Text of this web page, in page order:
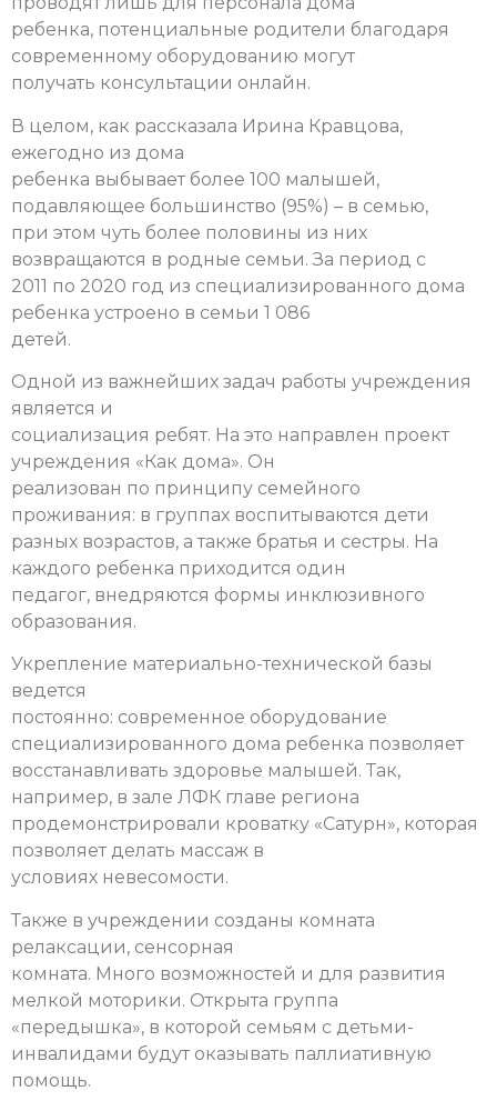
ребенка, потенциальные родители благодаря
современному оборудованию могут
получать консультации онлайн.
В целом, как рассказала Ирина Кравцова,
ежегодно из дома
ребенка выбывает более 100 малышей,
подавляющее большинство (95%) – в семью,
при этом чуть более половины из них
возвращаются в родные семьи. За период с
2011 по 2020 год из специализированного дома
ребенка устроено в семьи 1 086
детей.
Одной из важнейших задач работы учреждения
является и
социализация ребят. На это направлен проект
учреждения «Как дома». Он
реализован по принципу семейного
проживания: в группах воспитываются дети
разных возрастов, а также братья и сестры. На
каждого ребенка приходится один
педагог, внедряются формы инклюзивного
образования.
Укрепление материально-технической базы
ведется
постоянно: современное оборудование
специализированного дома ребенка позволяет
восстанавливать здоровье малышей. Так,
например, в зале ЛФК главе региона
продемонстрировали кроватку «Сатурн», которая
позволяет делать массаж в
условиях невесомости.
Также в учреждении созданы комната
релаксации, сенсорная
комната. Много возможностей и для развития
мелкой моторики. Открыта группа
«передышка», в которой семьям с детьми-
инвалидами будут оказывать паллиативную
помощь.